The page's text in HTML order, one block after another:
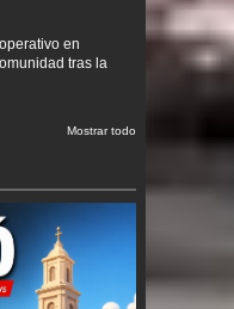
en
tras la
Mostrar todo